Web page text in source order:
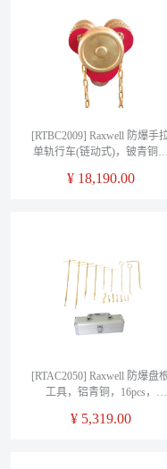
[RTBC2009] Raxwell 防爆手
单轨行车(链动式)，铍青铜，
¥ 18,190.00
[RTAC2050] Raxwell 防爆盘
工具，铝青铜，16pcs，
¥ 5,319.00